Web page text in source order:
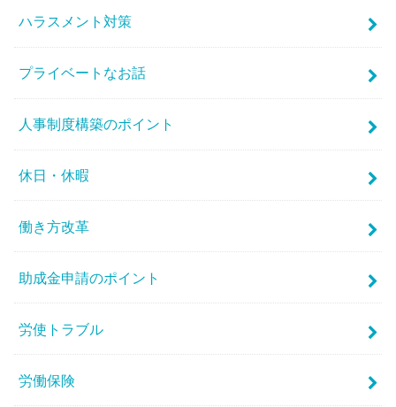
ハラスメント対策
プライベートなお話
人事制度構築のポイント
休日・休暇
働き方改革
助成金申請のポイント
労使トラブル
労働保険